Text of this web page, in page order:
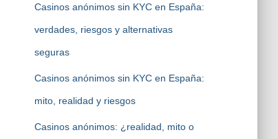
Casinos anónimos sin KYC en España:
verdades, riesgos y alternativas
seguras
Casinos anónimos sin KYC en España:
mito, realidad y riesgos
Casinos anónimos: ¿realidad, mito o